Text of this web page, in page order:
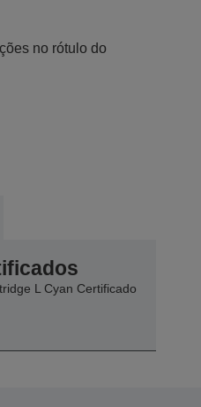
no rótulo do
L Cyan Certificado